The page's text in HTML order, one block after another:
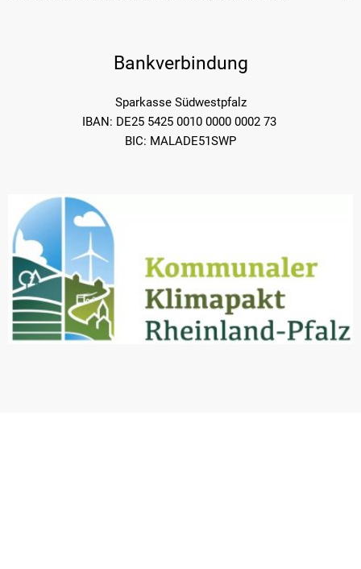
Bankverbindung
Sparkasse Südwestpfalz
IBAN: DE25 5425 0010 0000 0002 73
BIC: MALADE51SWP